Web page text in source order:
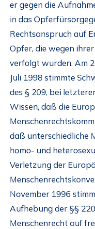
er gegen die
in das
Rechtsanspruch auf
Opfer, die wegen
verfolgt wurden. Am
Juli 1998 stimmte
des § 209, bei
Wissen, daß die
daß unterschiedliche
homo- und
Verletzung der
November 1996
Aufhebung der §§
Menschenrecht auf